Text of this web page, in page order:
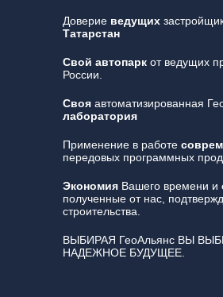
Доверие ведущих
Татарстан
Свой автопаркот ведущих
России.
Свояавтоматизированная
лаборатория
Применение в работе
передовых программных
ЭкономияВашего времени и
полученные от нас,
строительства.
ВЫБИРАЯ ГеоАльянс ВЫ
НАДЕЖНОЕ БУДУЩЕЕ.